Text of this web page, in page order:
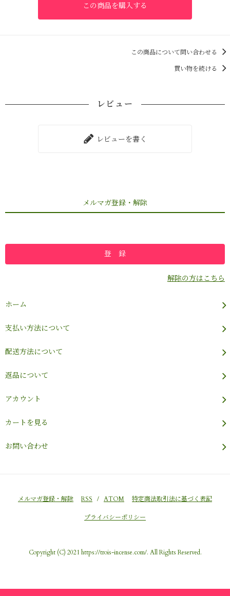
この商品を購入する
この商品について問い合わせる
買い物を続ける
レビュー
レビューを書く
メルマガ登録・解除
解除の方はこちら
ホーム
支払い方法について
配送方法について
返品について
アカウント
カートを見る
お問い合わせ
メルマガ登録・解除 RSS / ATOM 特定商法取引法に基づく表記
プライバシーポリシー
Copyright (C) 2021 https://trois-incense.com/. All Rights Reserved.